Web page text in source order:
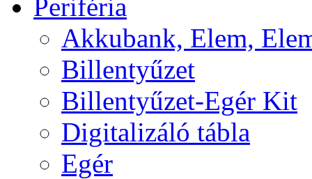
Periféria
Akkubank, Elem,
Billentyűzet
Billentyűzet-Egér Kit
Digitalizáló tábla
Egér